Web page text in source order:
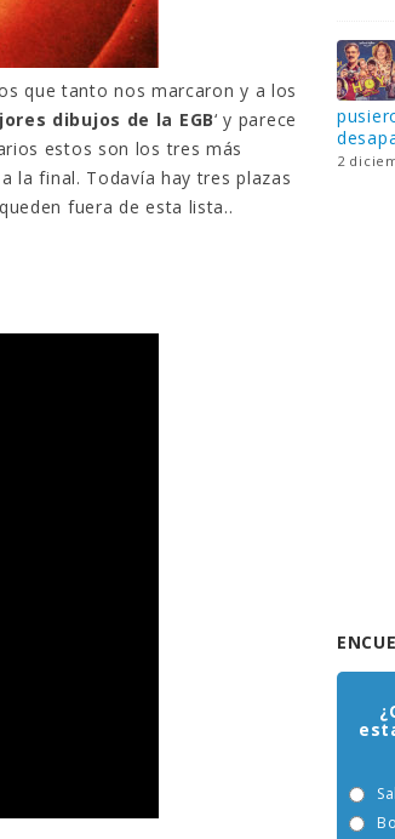
que tanto nos marcaron y a los
dibujos de la EGB‘ y parece
estos son los tres más
la final. Todavía hay tres plazas
fuera de esta lista..
Llega el nuevo juego de
mesa Yo Fui a EGB:
Verdad, reto o
con más preguntas
atrevidas pruebas
noviembre, 2022 2